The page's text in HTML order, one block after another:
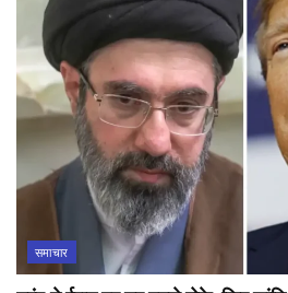
समाचार